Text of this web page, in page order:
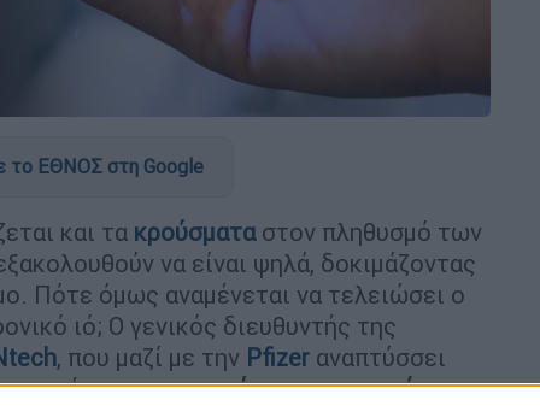
το ΕΘΝΟΣ στη Google
και τα κρούσματαστον πληθυσμό των
να είναι ψηλά, δοκιμάζοντας
Πότε όμως αναμένεται να τελειώσει ο
ιό; Ο γενικός διευθυντής της
, που μαζί με την Pfizer αναπτύσσει
μιαεπιστροφή στην κανονικότητα